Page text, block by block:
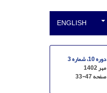
ENGLISH
دوره 10، شماره 3
مهر 1402
صفحه33-47